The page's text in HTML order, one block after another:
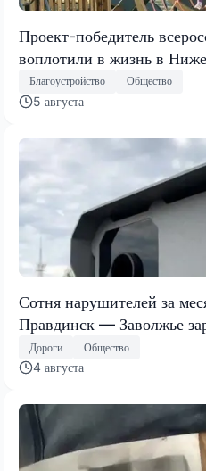
Проект-победитель
воплотили в жизнь в
Благоустройство Общество
5 августа
Сотня нарушителей за
Правдинск — Заволжье
Дороги Общество
4 августа